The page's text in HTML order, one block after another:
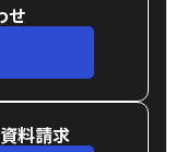
せ
料請求